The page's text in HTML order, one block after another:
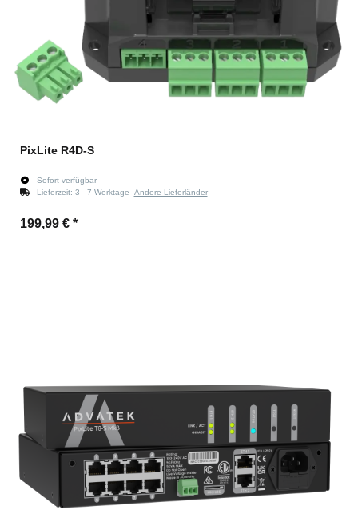
PixLite R4D-S
Sofort verfügbar
Lieferzeit: 3 - 7 Werktage Andere Lieferländer
199,99 € *